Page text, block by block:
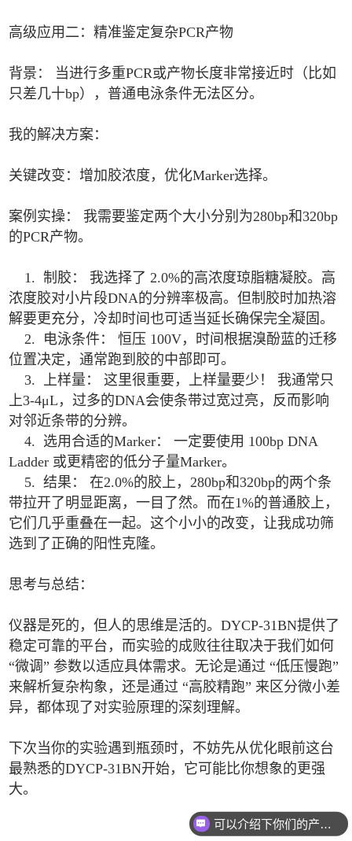
高级应用二：精准鉴定复杂PCR产物
背景： 当进行多重PCR或产物长度非常接近时（比如
只差几十bp），普通电泳条件无法区分。
我的解决方案：
关键改变：增加胶浓度，优化Marker选择。
案例实操： 我需要鉴定两个大小分别为280bp和320bp
的PCR产物。
1. 制胶： 我选择了 2.0%的高浓度琼脂糖凝胶。高
浓度胶对小片段DNA的分辨率极高。但制胶时加热溶
解要更充分，冷却时间也可适当延长确保完全凝固。
2. 电泳条件： 恒压 100V，时间根据溴酚蓝的迁移
位置决定，通常跑到胶的中部即可。
3. 上样量： 这里很重要，上样量要少！ 我通常只
上3-4μL，过多的DNA会使条带过宽过亮，反而影响
对邻近条带的分辨。
4. 选用合适的Marker： 一定要使用 100bp DNA
Ladder 或更精密的低分子量Marker。
5. 结果： 在2.0%的胶上，280bp和320bp的两个条
带拉开了明显距离，一目了然。而在1%的普通胶上，
它们几乎重叠在一起。这个小小的改变，让我成功筛
选到了正确的阳性克隆。
思考与总结：
仪器是死的，但人的思维是活的。DYCP-31BN提供了
稳定可靠的平台，而实验的成败往往取决于我们如何
“微调” 参数以适应具体需求。无论是通过 “低压慢跑”
来解析复杂构象，还是通过 “高胶精跑” 来区分微小差
异，都体现了对实验原理的深刻理解。
下次当你的实验遇到瓶颈时，不妨先从优化眼前这台
最熟悉的DYCP-31BN开始，它可能比你想象的更强
大。
可以介绍下你们的产品么
你们是怎么收费的呢